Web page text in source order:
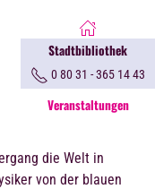
Stadtbibliothek
0 80 31 - 365 14 43
Veranstaltungen
die Welt in
von der blauen